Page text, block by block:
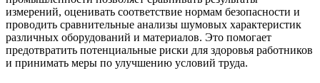
измерений, оценивать соответствие нормам безопасности и
проводить сравнительные анализы шумовых характеристик
различных оборудований и материалов. Это помогает
предотвратить потенциальные риски для здоровья работников
и принимать меры по улучшению условий труда.